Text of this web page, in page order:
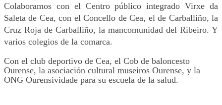
Colaboramos con el Centro público integrado Virxe da
Saleta de Cea, con el Concello de Cea, el de Carballiño, la
Cruz Roja de Carballiño, la mancomunidad del Ribeiro. Y
varios colegios de la comarca.
Con el club deportivo de Cea, el Cob de baloncesto
Ourense, la asociación cultural museiros Ourense, y la
ONG Ourensividade para su escuela de la salud.